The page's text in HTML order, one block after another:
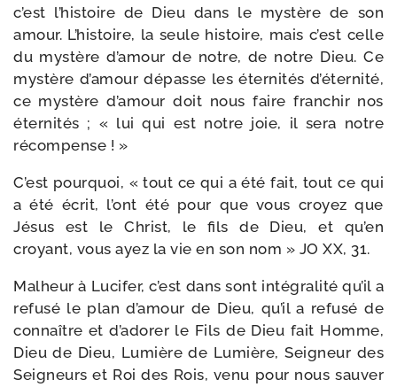
c’est l’histoire de Dieu dans le mys­tère de son
amour. L’histoire, la seule his­toire, mais c’est celle
du mys­tère d’amour de notre, de notre Dieu. Ce
mys­tère d’amour dépasse les éter­ni­tés d’éternité,
ce mys­tère d’amour doit nous faire fran­chir nos
éter­ni­tés ; « lui qui est notre joie, il sera notre
récompense ! »
C’est pour­quoi, « tout ce qui a été fait, tout ce qui
a été écrit, l’ont été pour que vous croyez que
Jésus est le Christ, le fils de Dieu, et qu’en
croyant, vous ayez la vie en son nom » JO XX, 31.
Malheur à Lucifer, c’est dans sont inté­gra­li­té qu’il a
refu­sé le plan d’amour de Dieu, qu’il a refu­sé de
connaître et d’adorer le Fils de Dieu fait Homme,
Dieu de Dieu, Lumière de Lumière, Seigneur des
Seigneurs et Roi des Rois, venu pour nous sau­ver